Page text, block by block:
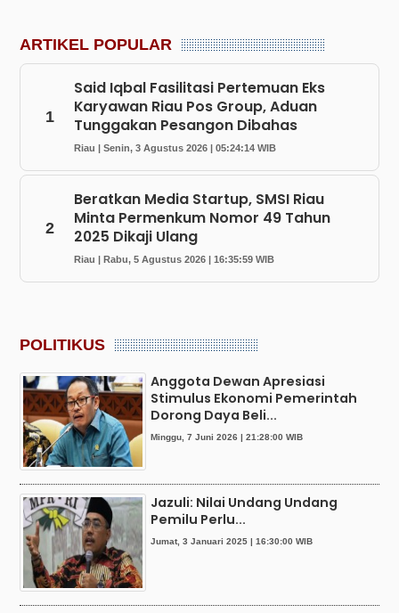
ARTIKEL POPULAR
1
Said Iqbal Fasilitasi Pertemuan Eks
Karyawan Riau Pos Group, Aduan
Tunggakan Pesangon Dibahas
Riau | Senin, 3 Agustus 2026 | 05:24:14 WIB
2
Beratkan Media Startup, SMSI Riau
Minta Permenkum Nomor 49 Tahun
2025 Dikaji Ulang
Riau | Rabu, 5 Agustus 2026 | 16:35:59 WIB
POLITIKUS
Anggota Dewan Apresiasi
Stimulus Ekonomi Pemerintah
Dorong Daya Beli...
Minggu, 7 Juni 2026 | 21:28:00 WIB
Jazuli: Nilai Undang Undang
Pemilu Perlu...
Jumat, 3 Januari 2025 | 16:30:00 WIB